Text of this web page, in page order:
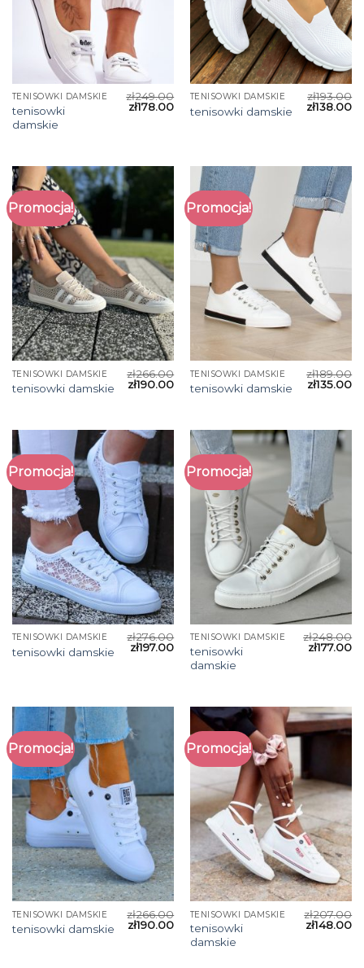
TENISOWKI DAMSKIE
tenisowki
damskie
zł249.00
zł178.00
TENISOWKI DAMSKIE
tenisowki damskie
zł193.00
zł138.00
Promocja!
TENISOWKI DAMSKIE
tenisowki damskie
zł266.00
zł190.00
Promocja!
TENISOWKI DAMSKIE
tenisowki damskie
zł189.00
zł135.00
Promocja!
TENISOWKI DAMSKIE
tenisowki damskie
zł276.00
zł197.00
Promocja!
TENISOWKI DAMSKIE
tenisowki
damskie
zł248.00
zł177.00
Promocja!
TENISOWKI DAMSKIE
tenisowki damskie
zł266.00
zł190.00
Promocja!
TENISOWKI DAMSKIE
tenisowki
damskie
zł207.00
zł148.00